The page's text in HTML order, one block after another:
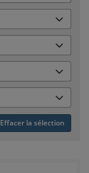
Effacer la sélection